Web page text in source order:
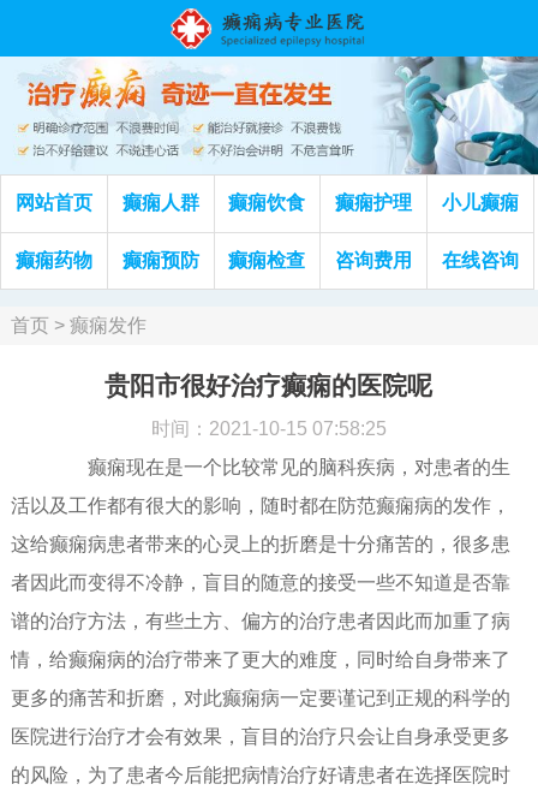
网站首页 癫痫人群 癫痫饮食 癫痫护理 小儿癫痫
癫痫药物 癫痫预防 癫痫检查 咨询费用 在线咨询
首页> 癫痫发作
贵阳市很好治疗癫痫的医院呢
时间：2021-10-15 07:58:25
癫痫现在是一个比较常见的脑科疾病，对患者的生
活以及工作都有很大的影响，随时都在防范癫痫病的发作，
这给癫痫病患者带来的心灵上的折磨是十分痛苦的，很多患
者因此而变得不冷静，盲目的随意的接受一些不知道是否靠
谱的治疗方法，有些土方、偏方的治疗患者因此而加重了病
情，给癫痫病的治疗带来了更大的难度，同时给自身带来了
更多的痛苦和折磨，对此癫痫病一定要谨记到正规的科学的
医院进行治疗才会有效果，盲目的治疗只会让自身承受更多
的风险，为了患者今后能把病情治疗好请患者在选择医院时